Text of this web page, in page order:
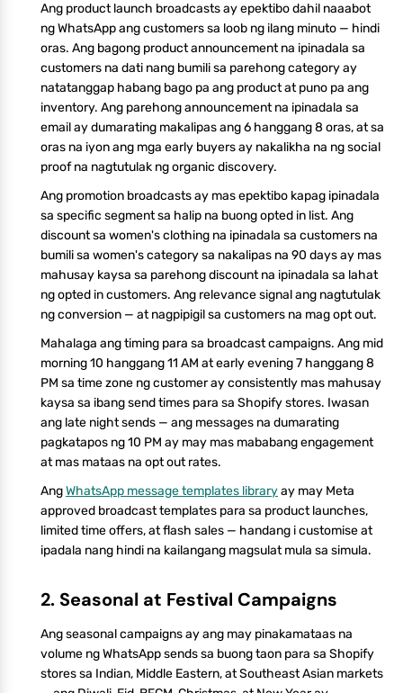
Ang product launch broadcasts ay epektibo dahil naaabot
ng WhatsApp ang customers sa loob ng ilang minuto — hindi
oras. Ang bagong product announcement na ipinadala sa
customers na dati nang bumili sa parehong category ay
natatanggap habang bago pa ang product at puno pa ang
inventory. Ang parehong announcement na ipinadala sa
email ay dumarating makalipas ang 6 hanggang 8 oras, at sa
oras na iyon ang mga early buyers ay nakalikha na ng social
proof na nagtutulak ng organic discovery.
Ang promotion broadcasts ay mas epektibo kapag ipinadala
sa specific segment sa halip na buong opted in list. Ang
discount sa women's clothing na ipinadala sa customers na
bumili sa women's category sa nakalipas na 90 days ay mas
mahusay kaysa sa parehong discount na ipinadala sa lahat
ng opted in customers. Ang relevance signal ang nagtutulak
ng conversion — at nagpipigil sa customers na mag opt out.
Mahalaga ang timing para sa broadcast campaigns. Ang mid
morning 10 hanggang 11 AM at early evening 7 hanggang 8
PM sa time zone ng customer ay consistently mas mahusay
kaysa sa ibang send times para sa Shopify stores. Iwasan
ang late night sends — ang messages na dumarating
pagkatapos ng 10 PM ay may mas mababang engagement
at mas mataas na opt out rates.
AngWhatsApp message templates libraryay may Meta
approved broadcast templates para sa product launches,
limited time offers, at flash sales — handang i customise at
ipadala nang hindi na kailangang magsulat mula sa simula.
2. Seasonal at Festival Campaigns
Ang seasonal campaigns ay ang may pinakamataas na
volume ng WhatsApp sends sa buong taon para sa Shopify
stores sa Indian, Middle Eastern, at Southeast Asian markets